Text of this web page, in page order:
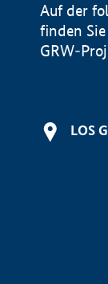
Auf der
finden
GRW-
LOS